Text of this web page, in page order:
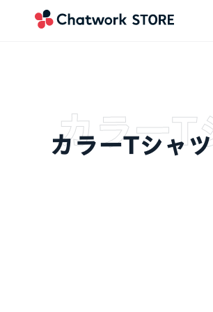
カラーTシャツ